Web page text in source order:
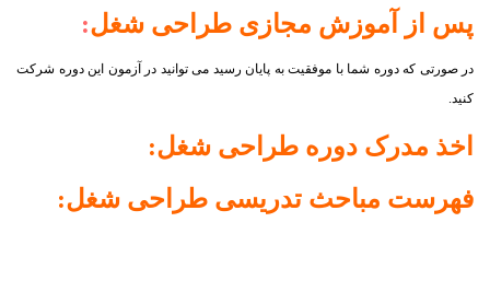
پس از آموزش مجازی طراحی شغل:
در صورتی که دوره شما با موفقیت به پایان رسید می توانید در آزمون این دوره شرکت
کنید.
اخذ مدرک دوره طراحی شغل:
فهرست مباحث تدریسی طراحی شغل: